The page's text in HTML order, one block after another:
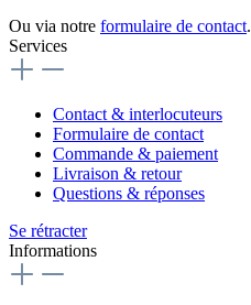
Ou via notre formulaire de contact.
Services
Contact & interlocuteurs
Formulaire de contact
Commande & paiement
Livraison & retour
Questions & réponses
Se rétracter
Informations